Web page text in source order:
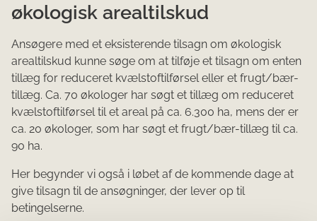
økologisk arealtilskud
Ansøgere med et eksisterende tilsagn om økologisk
arealtilskud kunne søge om at tilføje et tilsagn om enten
tillæg for reduceret kvælstoftilførsel eller et frugt/bær-
tillæg. Ca. 70 økologer har søgt et tillæg om reduceret
kvælstoftilførsel til et areal på ca. 6.300 ha, mens der er
ca. 20 økologer, som har søgt et frugt/bær-tillæg til ca.
90 ha.
Her begynder vi også i løbet af de kommende dage at
give tilsagn til de ansøgninger, der lever op til
betingelserne.